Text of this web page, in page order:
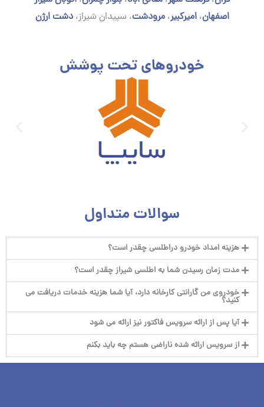
اصفهان، امیرکبیر،مرودشت،سپیدان شیراز،دشت ارژن
خودروهای تحت پوشش
سوالات متداول
هزینه امداد خودرو دراطلسی چقدر است؟
مدت زمان رسیدن شما به اطلسی شیراز چقدر است؟
خودروی من گارانتی کارخانه دارد، آیا شما هزینه خدمات دریافت می
کنید؟
آیا پس از ارائه سرویس فاکتور نیز ارائه می شود
از سرویس ارائه شده ناراضی هستم چه باید بکنم